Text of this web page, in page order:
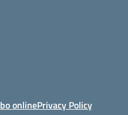
onlinePrivacy Policy